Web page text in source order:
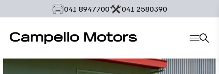
‭041 8947700‬ ‭041 2580390‬